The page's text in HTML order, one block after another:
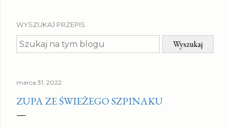
WYSZUKAJ PRZEPIS
marca 31, 2022
ZUPA ZE ŚWIEŻEGO SZPINAKU